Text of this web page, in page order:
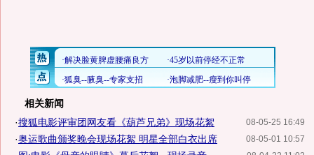
相关新闻
08-05-25 16:49
·搜狐电影评审团网友看《葫芦兄弟》现场花絮
08-05-01 10:57
·奥运歌曲颁奖晚会现场花絮 明星全部白衣出席